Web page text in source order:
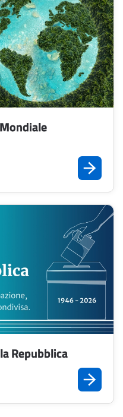
Repubblica